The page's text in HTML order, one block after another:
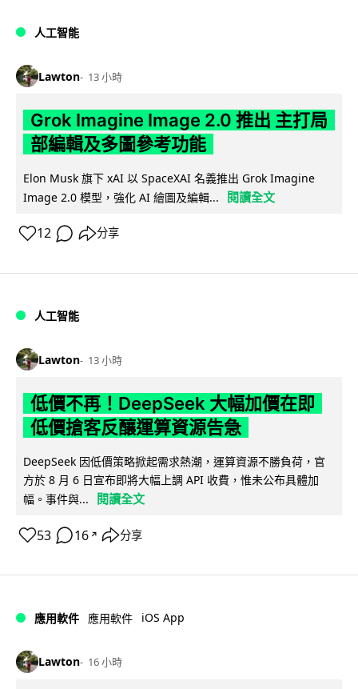
人工智能
Lawton 13 小時
Grok Imagine Image 2.0 推出 主打局
部編輯及多圖參考功能
Elon Musk 旗下 xAI 以 SpaceXAI 名義推出 Grok Imagine
Image 2.0 模型，強化 AI 繪圖及編輯...
閱讀全文
12 分享
人工智能
Lawton 13 小時
低價不再！DeepSeek 大幅加價在即
低價搶客反釀運算資源告急
DeepSeek 因低價策略掀起需求熱潮，運算資源不勝負荷，官
方於 8 月 6 日宣布即將大幅上調 API 收費，惟未公布具體加
幅。事件與...
閱讀全文
53 16 ↗ 分享
應用軟件 應用軟件 iOS App
Lawton 16 小時